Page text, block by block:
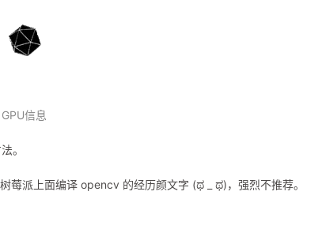
GPU信息
。
莓派上面编译 opencv 的经历颜文字 (ಥ _ ಥ)，强烈不推荐。